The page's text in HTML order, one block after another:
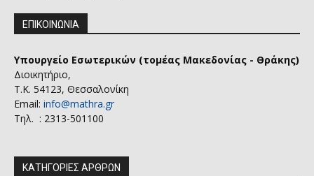
ΕΠΙΚΟΙΝΩΝΙΑ
Υπουργείο Εσωτερικών (τομέας Μακεδονίας - Θράκης)
Διοικητήριο,
Τ.Κ. 54123, Θεσσαλονίκη
Email: info@mathra.gr
Τηλ. : 2313-501100
ΚΑΤΗΓΟΡΙΕΣ ΑΡΘΡΩΝ